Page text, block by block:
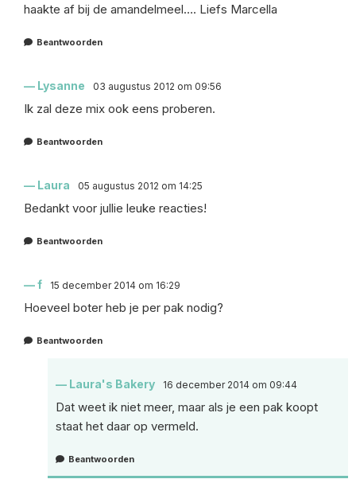
haakte af bij de amandelmeel…. Liefs Marcella
Beantwoorden
Lysanne 03 augustus 2012 om 09:56
Ik zal deze mix ook eens proberen.
Beantwoorden
Laura 05 augustus 2012 om 14:25
Bedankt voor jullie leuke reacties!
Beantwoorden
f 15 december 2014 om 16:29
Hoeveel boter heb je per pak nodig?
Beantwoorden
Laura's Bakery 16 december 2014 om 09:44
Dat weet ik niet meer, maar als je een pak koopt
staat het daar op vermeld.
Beantwoorden